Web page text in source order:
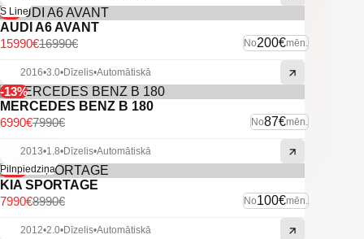
-6%
S Line
AUDI A6 AVANT
No200€mēn.
16990€
15990€
2016•3.0•Dīzelis•Automātiskā
-13%
MERCEDES BENZ B 180
No87€mēn.
7990€
6990€
2013•1.8•Dīzelis•Automātiskā
-11%
Pilnpiedziņa
KIA SPORTAGE
No100€mēn.
8990€
7990€
2012•2.0•Dīzelis•Automātiskā